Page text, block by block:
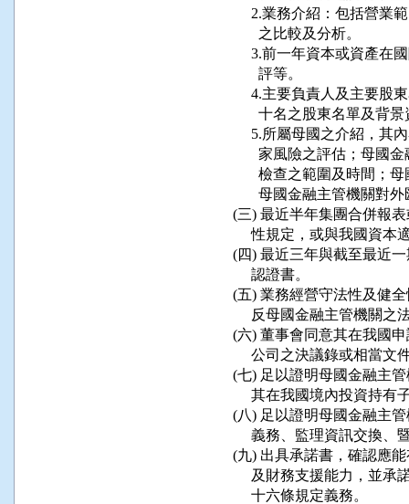
2.業務介紹：包括營
        之比較及分析。
3.前一年資本或資產
        評等。
4.主要負責人及主要
十名之股東名單及背
5.所屬母國之介紹，
家風險之評估；母
檢查之範圍及時間
母國金融主管機關
(三) 最近半年集團合併報
性規定，或與我國資
(四) 最近三年與截至最近
      認證書。
(五) 業務經營守法性及健
反母國金融主管機關
(六) 董事會同意其在我國
公司之決議錄或相當文
(七) 足以證明母國金融主
其在我國境內投資持
(八) 足以證明母國金融主
義務、監理資訊交換
(九) 出具承諾書，確認應
及財務支援能力，並
      十六條規定義務。